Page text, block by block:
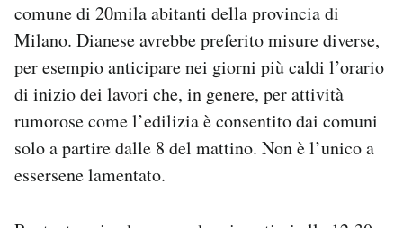
comune di 20mila abitanti della provincia di
Milano. Dianese avrebbe preferito misure diverse,
per esempio anticipare nei giorni più caldi l’orario
di inizio dei lavori che, in genere, per attività
rumorose come l’edilizia è consentito dai comuni
solo a partire dalle 8 del mattino. Non è l’unico a
essersene lamentato.